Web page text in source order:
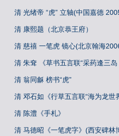
清 光绪帝 “虎” 立轴(中国嘉德
清 康熙题（北京恭王府）
清 慈禧 一笔虎 镜心(北京翰海
清 朱耷 《草书五言联“采药逢三岛
清 翁同龢 榜书“虎”
清 邓石如《行草五言联“海为龙世
清 陈澧《手札》
清 马德昭《一笔虎字》(西安碑林